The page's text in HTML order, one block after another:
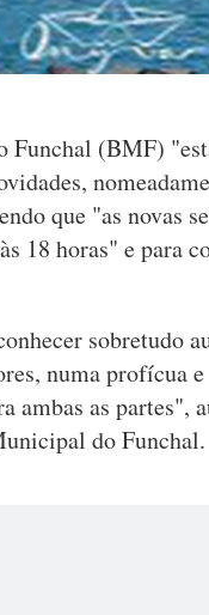
Funchal (BMF)
que "as novas
18 horas" e para
sobretudo
numa profícua e
ambas as partes",
do Funchal.